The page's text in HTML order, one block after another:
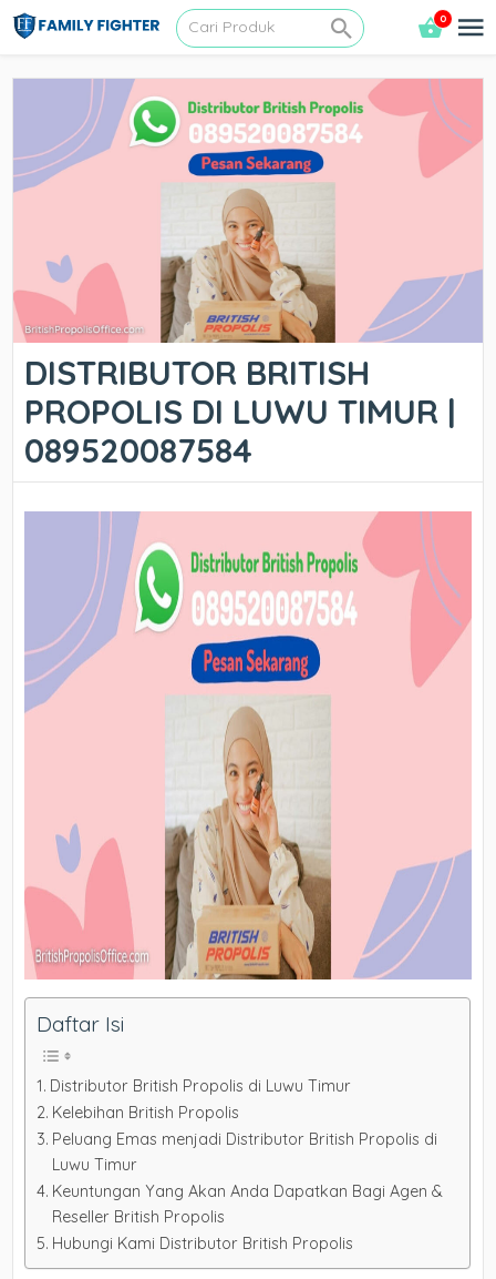
0
DISTRIBUTOR BRITISH
PROPOLIS DI LUWU TIMUR |
089520087584
Daftar Isi
Distributor British Propolis di Luwu Timur
Kelebihan British Propolis
Peluang Emas menjadi Distributor British Propolis di
Luwu Timur
Keuntungan Yang Akan Anda Dapatkan Bagi Agen &
Reseller British Propolis
Hubungi Kami Distributor British Propolis